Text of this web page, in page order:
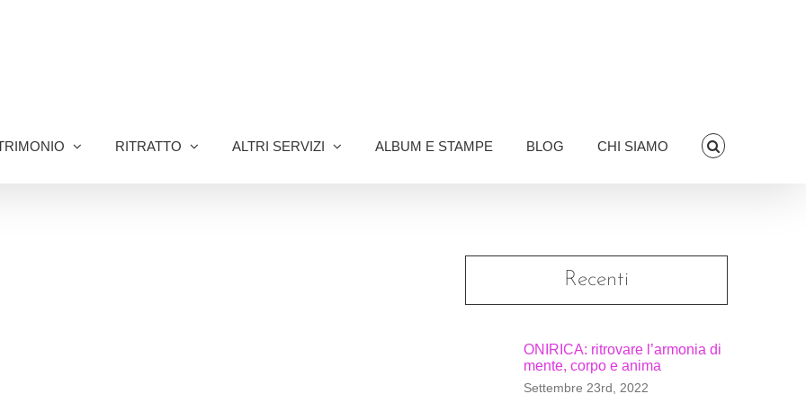
RITRATTO ALTRI SERVIZI ALBUM E STAMPE BLOG CHI SIAMO
Recenti
ONIRICA: ritrovare l’armonia di
mente, corpo e anima
Settembre 23rd, 2022